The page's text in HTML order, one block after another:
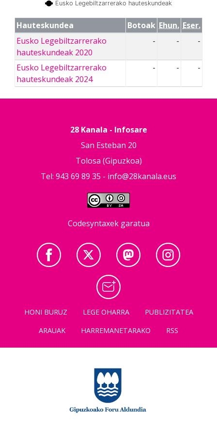
Eusko Legebiltzarrerako hauteskundeak
Hauteskundea Botoak Ehun. Eser.
Eusko Legebiltzarrerako
hauteskundeak 2020
- - -
Eusko Legebiltzarrerako
hauteskundeak 2024
- - -
28 Kanala - Infosare
San Esteban 20
Tolosa (Gipuzkoa)
Tel: 943 69 89 35 - info@28kanala.eus
Codesyntaxek garatua
HONI BURUZ LEGE OHARRA
PUBLIZITATEA
ARAUAK
HARREMANETARAKO RSS